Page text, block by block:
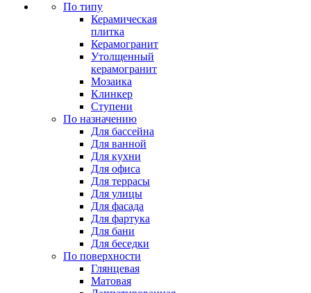
По типу
Керамическая
плитка
Керамогранит
Утолщенный
керамогранит
Мозаика
Клинкер
Ступени
По назначению
Для бассейна
Для ванной
Для кухни
Для офиса
Для террасы
Для улицы
Для фасада
Для фартука
Для бани
Для беседки
По поверхности
Глянцевая
Матовая